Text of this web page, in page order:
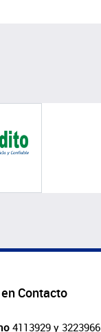
Contacto
4113929 y 3223966